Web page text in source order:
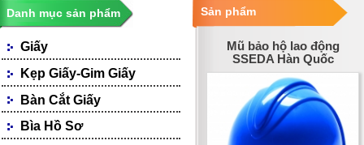
Danh mục sản phẩm
Giấy
Giấy Photocopy
Giấy Fax
Giấy Bìa, Ford Màu
Giấy Notes-Decals
Loại Giấy Khác
Kẹp Giấy-Gim Giấy
Bàn Cắt Giấy
Bìa Hồ Sơ
Sản phẩm
Mũ bảo hộ lao động
SSEDA Hàn Quốc